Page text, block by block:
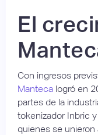
El
Con ingresos
Manteca logró en
partes de la
tokenizador Inbric
quienes se unieron